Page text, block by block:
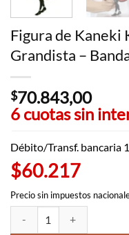
Figura de Kaneki
Grandista –
$70.843,00
6 cuotas sin
Débito/Transf. bancaria
$60.217
Precio sin impuestos
Figura de Kaneki Ken -